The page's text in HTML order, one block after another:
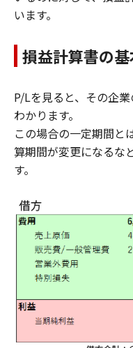
います。
損益計算書の
P/Lを見ると、その企
わかります。
この場合の一定期間と
算期間が変更になるな
す。